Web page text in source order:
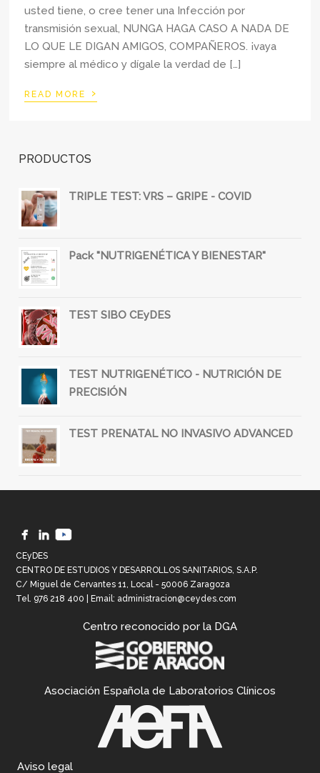
usted tiene, o cree tener una Infección por
transmisión sexual, NUNGA HAGA CASO A NADA DE
LO QUE LE DIGAN AMIGOS, COMPAÑEROS. ¡vaya
siempre al médico y dígale la verdad de […]
READ MORE ›
PRODUCTOS
TRIPLE TEST: VRS – GRIPE - COVID
Pack "NUTRIGENÉTICA Y BIENESTAR"
TEST SIBO CEyDES
TEST NUTRIGENÉTICO - NUTRICIÓN DE
PRECISIÓN
TEST PRENATAL NO INVASIVO ADVANCED
CEyDES
CENTRO DE ESTUDIOS Y DESARROLLOS SANITARIOS, S.A.P.
C/ Miguel de Cervantes 11, Local - 50006 Zaragoza
Tel. 976 218 400 | Email: administracion@ceydes.com
Centro reconocido por la DGA
Asociación Española de Laboratorios Clínicos
Aviso legal